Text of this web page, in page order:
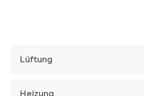
Lüftung
Heizung